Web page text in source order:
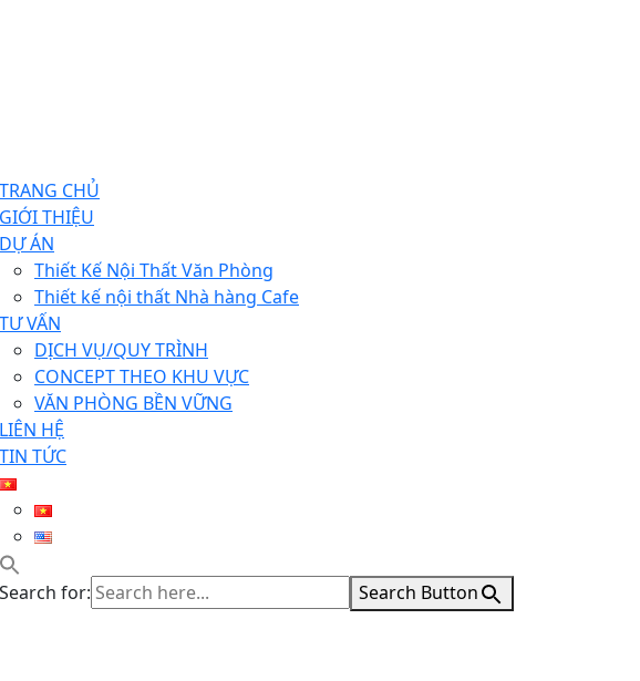
TRANG CHỦ
GIỚI THIỆU
DỰ ÁN
Thiết Kế Nội Thất Văn Phòng
Thiết kế nội thất Nhà hàng Cafe
TƯ VẤN
DỊCH VỤ/QUY TRÌNH
CONCEPT THEO KHU VỰC
VĂN PHÒNG BỀN VỮNG
LIÊN HỆ
TIN TỨC
Search for: Search Button